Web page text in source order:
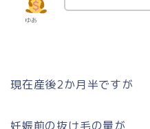
ゆあ
現在産後2か月半ですが
妊娠前の抜け毛の量が